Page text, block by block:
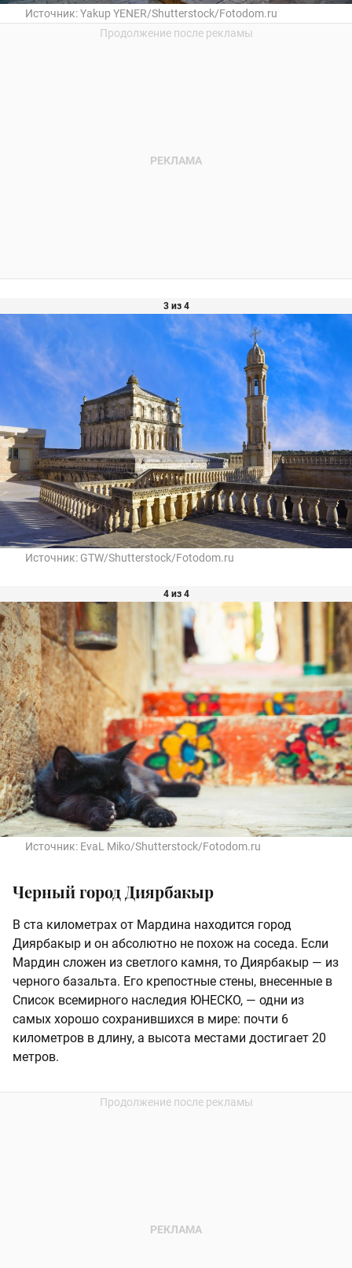
Источник:Yakup YENER/Shutterstock/Fotodom.ru
3 из 4
Источник: GTW/Shutterstock/Fotodom.ru
4 из 4
Источник: EvaL Miko/Shutterstock/Fotodom.ru
Черный город Диярбакыр
В ста километрах от Мардина находится город
Диярбакыр и он абсолютно не похож на соседа. Если
Мардин сложен из светлого камня, то Диярбакыр — из
черного базальта. Его крепостные стены, внесенные в
Список всемирного наследия ЮНЕСКО, — одни из
самых хорошо сохранившихся в мире: почти 6
километров в длину, а высота местами достигает 20
метров.